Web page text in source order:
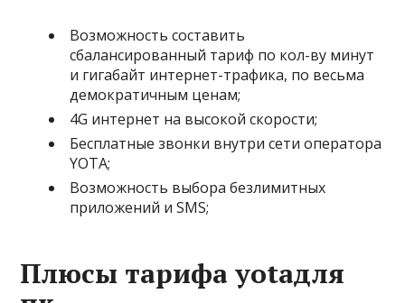
Возможность составить
сбалансированный тариф по кол-ву минут
и гигабайт интернет-трафика, по весьма
демократичным ценам;
4G интернет на высокой скорости;
Бесплатные звонки внутри сети оператора
YOTA;
Возможность выбора безлимитных
приложений и SMS;
Плюсы тарифа yotaдля